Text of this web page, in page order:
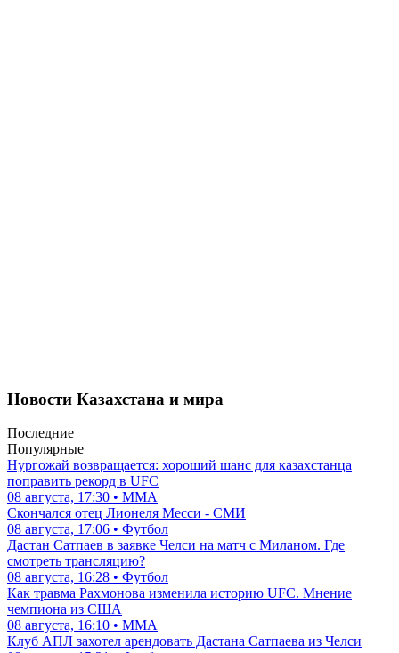
Новости Казахстана и мира
Последние
Популярные
Нургожай возвращается: хороший шанс для казахстанца
поправить рекорд в UFC
08 августа, 17:30 • ММА
Скончался отец Лионеля Месси - СМИ
08 августа, 17:06 • Футбол
Дастан Сатпаев в заявке Челси на матч с Миланом. Где
смотреть трансляцию?
08 августа, 16:28 • Футбол
Как травма Рахмонова изменила историю UFC. Мнение
чемпиона из США
08 августа, 16:10 • ММА
Клуб АПЛ захотел арендовать Дастана Сатпаева из Челси